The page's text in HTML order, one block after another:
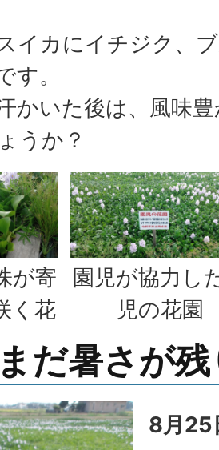
イカにイチジク、
す。
かいた後は、風味
うか？
が寄
く花
園児が協力し
児の花園
だ暑さが
8月25